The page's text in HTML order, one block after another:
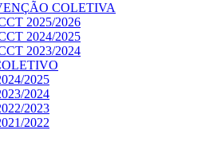
COLETIVA
2025/2026
2024/2025
2023/2024
2025
2024
2023
2022